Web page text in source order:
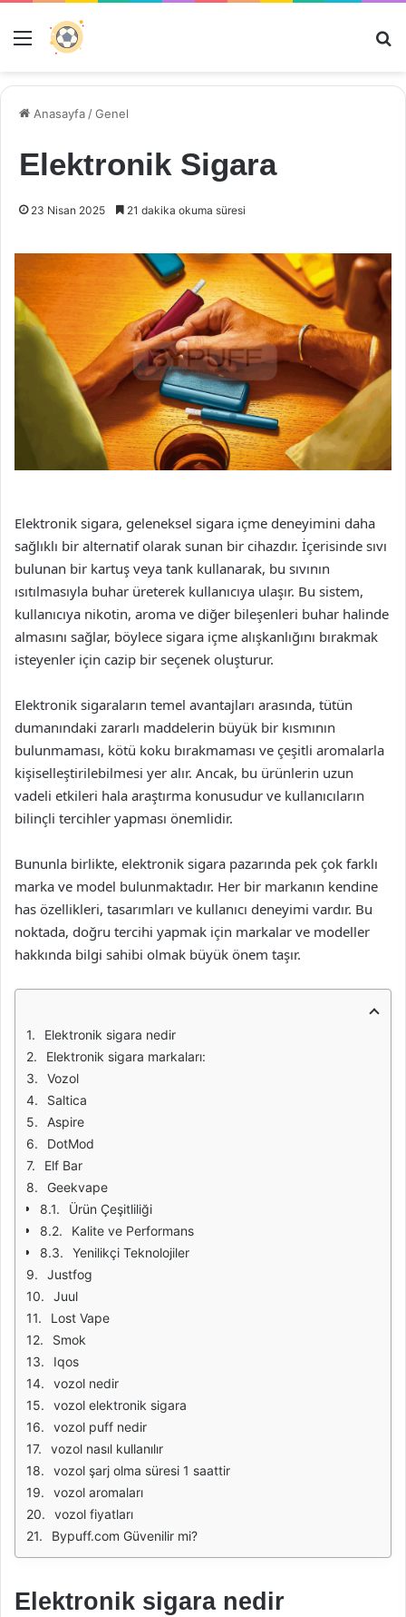
Menü
Anasayfa /Genel
Elektronik Sigara
23 Nisan 2025 21 dakika okuma süresi
Elektronik sigara, geleneksel sigara içme deneyimini daha
sağlıklı bir alternatif olarak sunan bir cihazdır. İçerisinde sıvı
bulunan bir kartuş veya tank kullanarak, bu sıvının
ısıtılmasıyla buhar üreterek kullanıcıya ulaşır. Bu sistem,
kullanıcıya nikotin, aroma ve diğer bileşenleri buhar halinde
almasını sağlar, böylece sigara içme alışkanlığını bırakmak
isteyenler için cazip bir seçenek oluşturur.
Elektronik sigaraların temel avantajları arasında, tütün
dumanındaki zararlı maddelerin büyük bir kısmının
bulunmaması, kötü koku bırakmaması ve çeşitli aromalarla
kişiselleştirilebilmesi yer alır. Ancak, bu ürünlerin uzun
vadeli etkileri hala araştırma konusudur ve kullanıcıların
bilinçli tercihler yapması önemlidir.
Bununla birlikte, elektronik sigara pazarında pek çok farklı
marka ve model bulunmaktadır. Her bir markanın kendine
has özellikleri, tasarımları ve kullanıcı deneyimi vardır. Bu
noktada, doğru tercihi yapmak için markalar ve modeller
hakkında bilgi sahibi olmak büyük önem taşır.
Elektronik sigara nedir
Elektronik sigara markaları:
Vozol
Saltica
Aspire
DotMod
Elf Bar
Geekvape
Ürün Çeşitliliği
Kalite ve Performans
Yenilikçi Teknolojiler
Justfog
Juul
Lost Vape
Smok
Iqos
vozol nedir
vozol elektronik sigara
vozol puff nedir
vozol nasıl kullanılır
vozol şarj olma süresi 1 saattir
vozol aromaları
vozol fiyatları
Bypuff.com Güvenilir mi?
Elektronik sigara nedir